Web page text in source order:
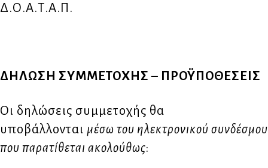
Δ.Ο.Α.Τ.Α.Π.
ΔΗΛΩΣΗ ΣΥΜΜΕΤΟΧΗΣ – ΠΡΟΫΠΟΘΕΣΕΙΣ
Οι δηλώσεις συμμετοχής θα
υποβάλλονται μέσω του ηλεκτρονικού συνδέσμου
που παρατίθεται ακολούθως: